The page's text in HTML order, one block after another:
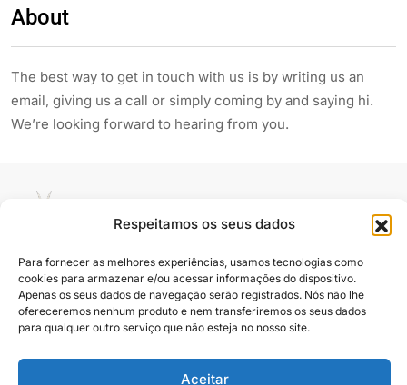
Respeitamos os seus dados
Para fornecer as melhores experiências, usamos tecnologias como
cookies para armazenar e/ou acessar informações do dispositivo.
Apenas os seus dados de navegação serão registrados. Nós não lhe
ofereceremos nenhum produto e nem transferiremos os seus dados
para qualquer outro serviço que não esteja no nosso site.
Aceitar
About
The best way to get in touch with us is by writing us an
email, giving us a call or simply coming by and saying hi.
We’re looking forward to hearing from you.
Siga e compartilhe
@2025. Todos os direitos reservados